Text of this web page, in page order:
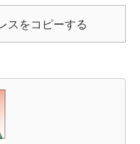
スをコピーする